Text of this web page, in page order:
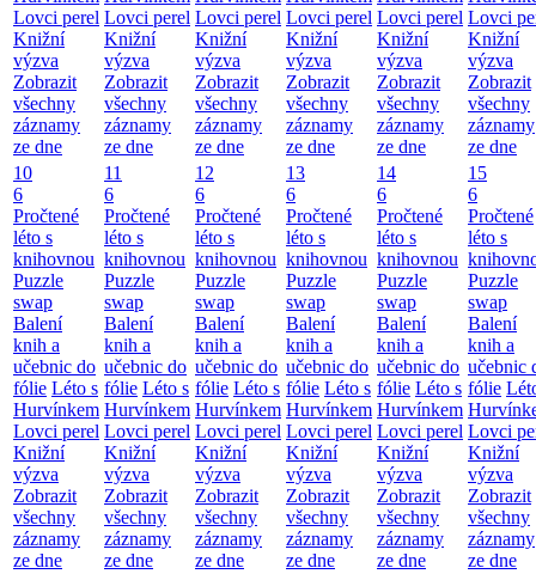
Lovci perel
Knižní
výzva
Zobrazit
všechny
záznamy
ze dne
Lovci perel
Knižní
výzva
Zobrazit
všechny
záznamy
ze dne
Lovci perel
Knižní
výzva
Zobrazit
všechny
záznamy
ze dne
Lovci perel
Knižní
výzva
Zobrazit
všechny
záznamy
ze dne
Lovci perel
Knižní
výzva
Zobrazit
všechny
záznamy
ze dne
Lovci
Knižní
výzva
Zobrazit
všechny
záznamy
ze dne
10
6
Pročtené
léto s
knihovnou
Puzzle
swap
Balení
knih a
učebnic do
fólie Léto s
Hurvínkem
Lovci perel
Knižní
výzva
Zobrazit
všechny
záznamy
ze dne
11
6
Pročtené
léto s
knihovnou
Puzzle
swap
Balení
knih a
učebnic do
fólie Léto s
Hurvínkem
Lovci perel
Knižní
výzva
Zobrazit
všechny
záznamy
ze dne
12
6
Pročtené
léto s
knihovnou
Puzzle
swap
Balení
knih a
učebnic do
fólie Léto s
Hurvínkem
Lovci perel
Knižní
výzva
Zobrazit
všechny
záznamy
ze dne
13
6
Pročtené
léto s
knihovnou
Puzzle
swap
Balení
knih a
učebnic do
fólie Léto s
Hurvínkem
Lovci perel
Knižní
výzva
Zobrazit
všechny
záznamy
ze dne
14
6
Pročtené
léto s
knihovnou
Puzzle
swap
Balení
knih a
učebnic do
fólie Léto s
Hurvínkem
Lovci perel
Knižní
výzva
Zobrazit
všechny
záznamy
ze dne
15
6
Pročtené
léto s
Puzzle
swap
Balení
knih a
učebnic
fólie
Lovci
Knižní
výzva
Zobrazit
všechny
záznamy
ze dne